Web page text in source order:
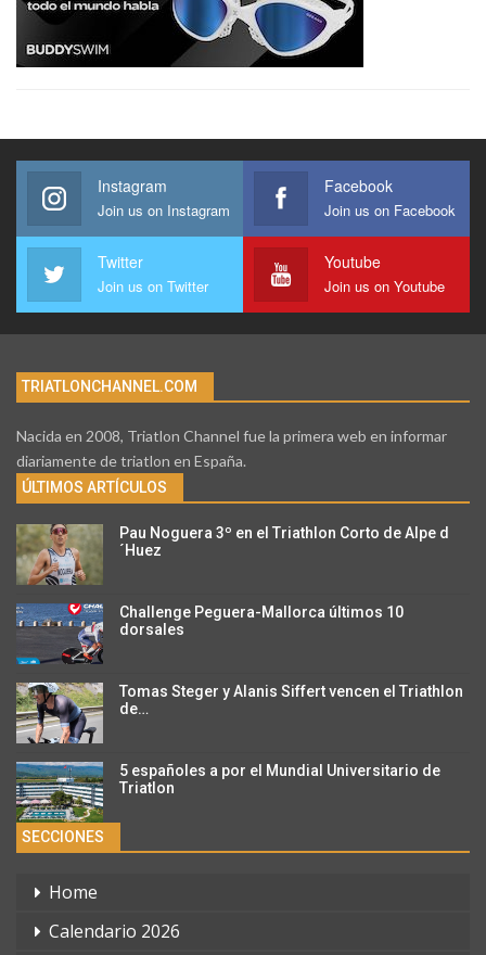
Instagram
Join us on Instagram
Facebook
Join us on Facebook
Twitter
Join us on Twitter
Youtube
Join us on Youtube
TRIATLONCHANNEL.COM
Nacida en 2008, Triatlon Channel fue la primera web en informar
diariamente de triatlon en España.
ÚLTIMOS ARTÍCULOS
Pau Noguera 3º en el Triathlon Corto de Alpe d
´Huez
Challenge Peguera-Mallorca últimos 10
dorsales
Tomas Steger y Alanis Siffert vencen el Triathlon
de…
5 españoles a por el Mundial Universitario de
Triatlon
SECCIONES
Home
Calendario 2026